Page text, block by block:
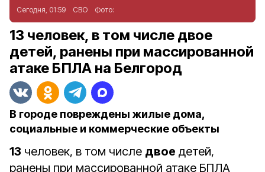
Сегодня, 01:59 СВО Фото:
13 человек, в том числе двое
детей, ранены при массированной
атаке БПЛА на Белгород
В городе повреждены жилые дома,
социальные и коммерческие объекты
13 человек, в том числе двое детей,
ранены при массированной атаке БПЛА